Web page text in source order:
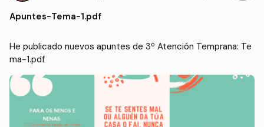
Apuntes-Tema-1.pdf
He publicado nuevos apuntes de 3º Atención Temprana: Te
ma-1.pdf